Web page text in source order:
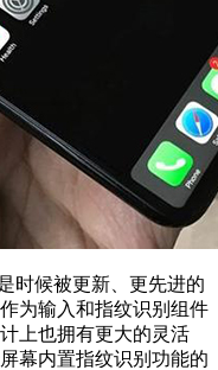
候被更新、更先进的
为输入和指纹识别组件
上也拥有更大的灵活
幕内置指纹识别功能的